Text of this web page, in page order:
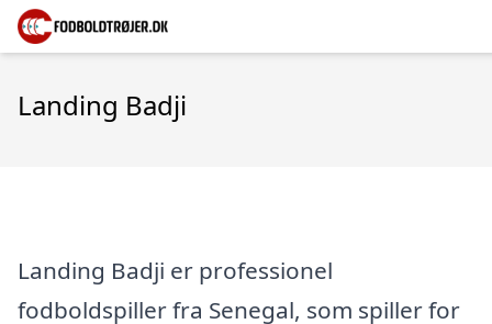
Landing Badji
Landing Badji er professionel
fodboldspiller fra Senegal, som spiller for